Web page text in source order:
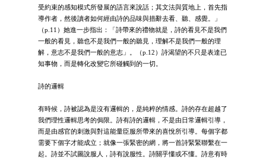
受約束的感知模式所發展的語言來說話；其文法與質地上，首先指
導作者，然後讀者如何經由詩的品味與措辭去看、聽、感覺。」
（p.11）她進一步指出：「詩帶來的禮物就是，詩的看見不是我們
一般的看見，聽也不是我們一般的聽見，理解不是我們一般的理
解，意志不是我們一般的意志」。（p.12）詩渴望的不只是表達已
知事物，而是轉化改變它所碰觸到的一切。
詩的邏輯
有時候，詩被認為是沒有邏輯的，是純粹的情感。詩的存在超越了
我們理性邏輯思考的侷限。詩有詩的邏輯，不是由日常邏輯引導，
而是由感官的刺激與對這能量臣服所帶來的喜悅所引導。每個字都
需要下個字才能成立；就像一張緊密的網，將一首詩緊緊聯繫在一
起。詩並不試圖說服人，詩有說服性。詩關乎懂或不懂。詩意有時